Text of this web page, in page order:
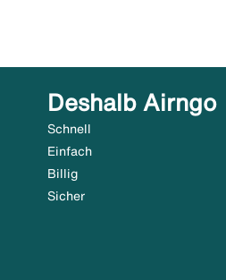
Deshalb Airngo
Schnell
Einfach
Billig
Sicher